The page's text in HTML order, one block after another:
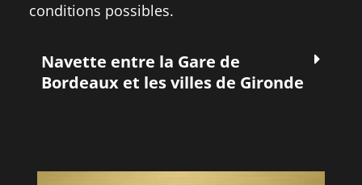
conditions possibles.
Navette entre la Gare de
Bordeaux et les villes de Gironde